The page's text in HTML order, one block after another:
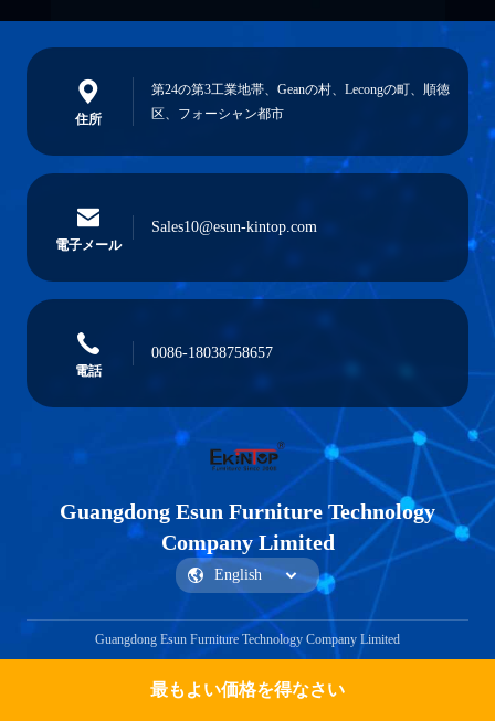
最もよい価格を得なさい
住所
第24の第3工業地帯、Geanの村、Lecongの町、順徳
区、フォーシャン都市
電子メール
Sales10@esun-kintop.com
電話
0086-18038758657
Guangdong Esun Furniture Technology
Company Limited
Guangdong Esun Furniture Technology Company Limited
見積もりを取得